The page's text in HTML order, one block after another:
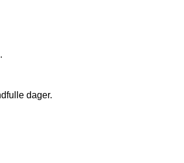
dager.